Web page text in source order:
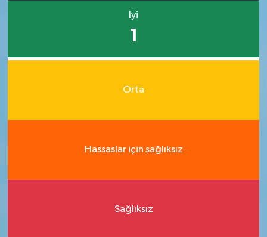
İyi
1
Orta
Hassaslar için sağlıksız
Sağlıksız